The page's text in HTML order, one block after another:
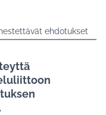
ehdotukset